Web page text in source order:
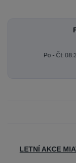
Po - Čt:
LETNÍ AKCE